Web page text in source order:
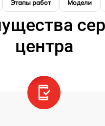
Этапы работ Модели
центра